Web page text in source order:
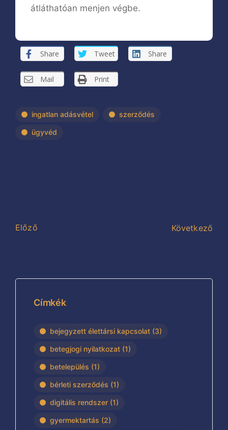
átláthatóan menjen végbe.
Share Tweet Share
Mail Print
ingatlan adásvétel szerződés
ügyvéd
Előző Következő
Címkék
bejegyzett élettársi kapcsolat (3)
betegjogi nyilatkozat (1)
betelepülés (1)
bérleti szerződés (1)
digitális rendszer (1)
gyermektartás (2)